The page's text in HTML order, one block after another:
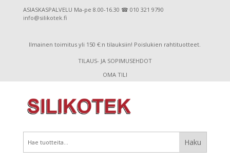
ASIASKASPALVELU Ma-pe 8.00-16.30 ☎ 010 321 9790
info@silikotek.fi
Ilmainen toimitus yli 150 €:n tilauksiin! Poislukien rahtituotteet.
TILAUS- JA SOPIMUSEHDOT
OMA TILI